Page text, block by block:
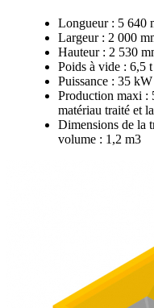
Longueur : 5 640
Largeur : 2 000
Hauteur : 2 530
Poids à vide : 6,5 t
Puissance : 35 kW
Production maxi :
matériau traité et
Dimensions de la
volume : 1,2 m3